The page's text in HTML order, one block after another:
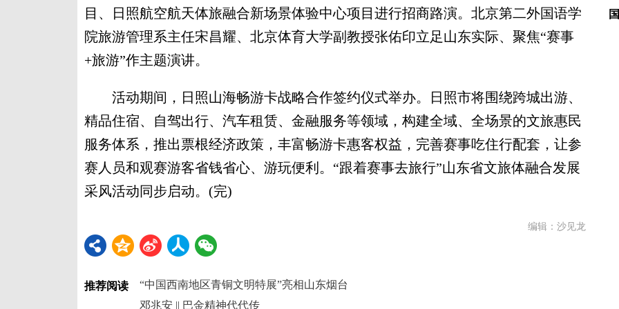
目、日照航空航天体旅融合新场景体验中心项目进行招商路演。北京第二外国语学
院旅游管理系主任宋昌耀、北京体育大学副教授张佑印立足山东实际、聚焦“赛事
+旅游”作主题演讲。
活动期间，日照山海畅游卡战略合作签约仪式举办。日照市将围绕跨城出游、
精品住宿、自驾出行、汽车租赁、金融服务等领域，构建全域、全场景的文旅惠民
服务体系，推出票根经济政策，丰富畅游卡惠客权益，完善赛事吃住行配套，让参
赛人员和观赛游客省钱省心、游玩便利。“跟着赛事去旅行”山东省文旅体融合发展
采风活动同步启动。(完)
编辑：沙见龙
推荐阅读
“中国西南地区青铜文明特展”亮相山东烟台
邓兆安 || 巴金精神代代传